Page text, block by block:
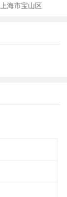
上海市宝山区